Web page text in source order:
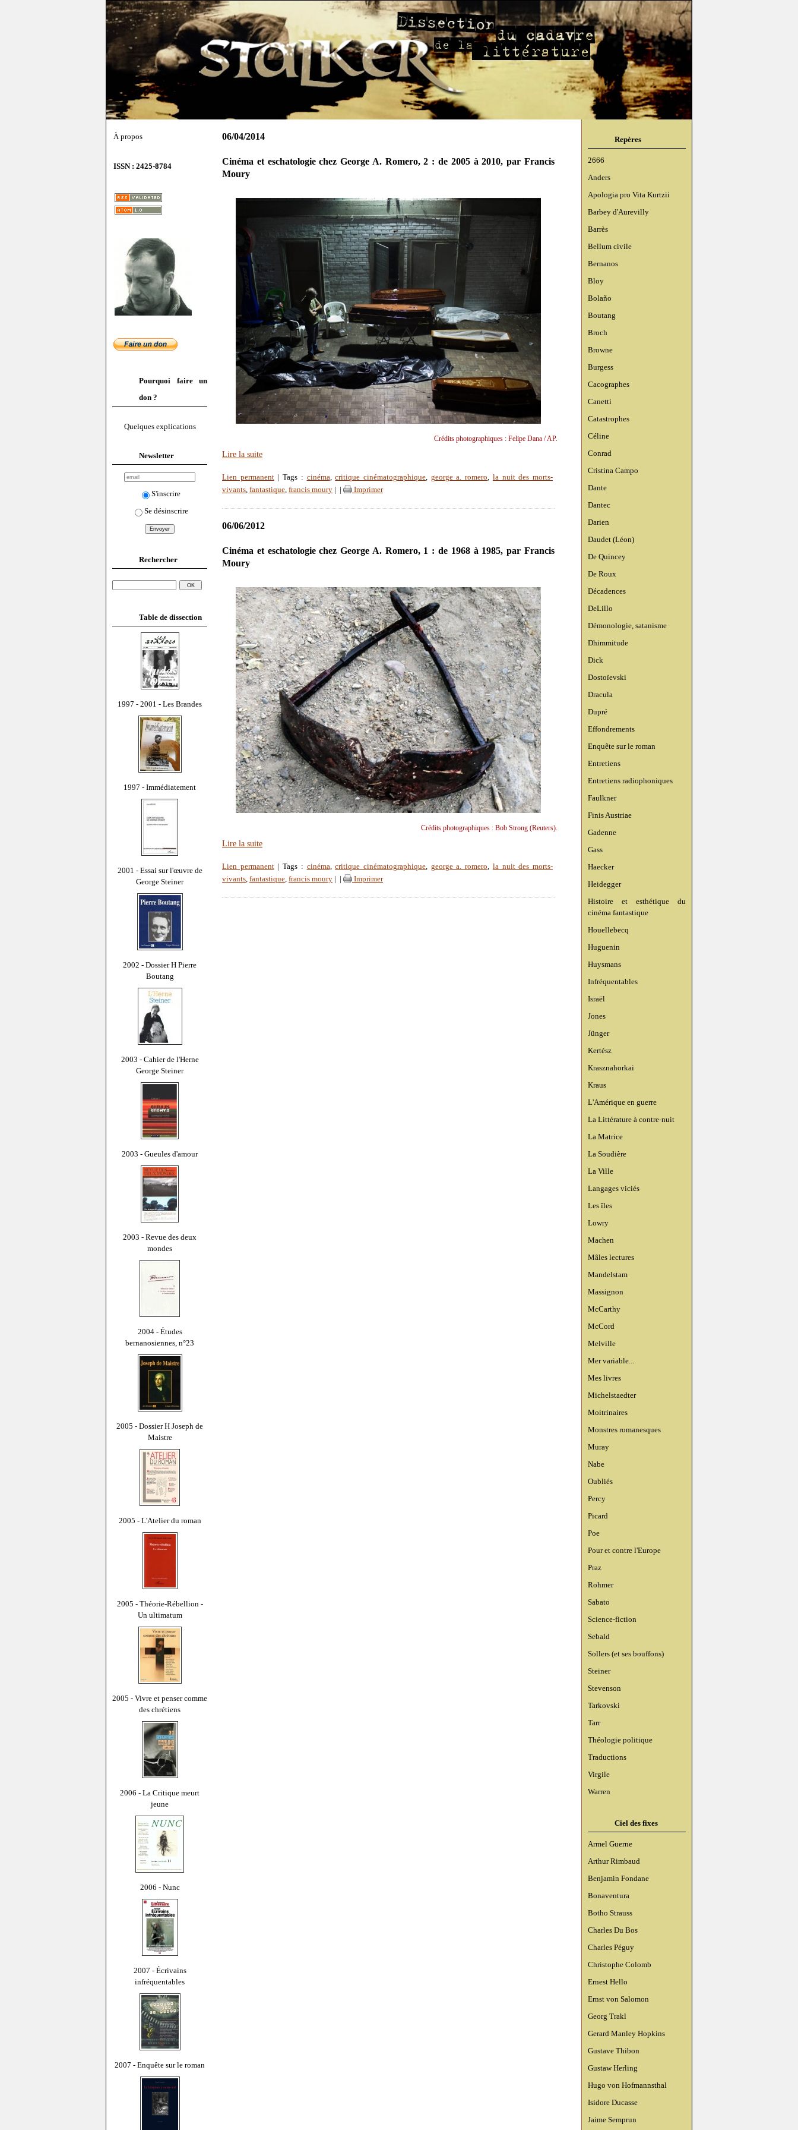
À propos
ISSN : 2425-8784
Pourquoi faire un
don ?
Quelques explications
Newsletter
S'inscrire
Se désinscrire
Rechercher
Table de dissection
1997 - 2001 - Les Brandes
1997 - Immédiatement
2001 - Essai sur l'œuvre de
George Steiner
2002 - Dossier H Pierre
Boutang
2003 - Cahier de l'Herne
George Steiner
2003 - Gueules d'amour
2003 - Revue des deux
mondes
2004 - Études
bernanosiennes, n°23
2005 - Dossier H Joseph de
Maistre
2005 - L'Atelier du roman
2005 - Théorie-Rébellion -
Un ultimatum
2005 - Vivre et penser comme
des chrétiens
2006 - La Critique meurt
jeune
2006 - Nunc
2007 - Écrivains
infréquentables
2007 - Enquête sur le roman
Repères
2666
Anders
Apologia pro Vita Kurtzii
Barbey d'Aurevilly
Barrès
Bellum civile
Bernanos
Bloy
Bolaño
Boutang
Broch
Browne
Burgess
Cacographes
Canetti
Catastrophes
Céline
Conrad
Cristina Campo
Dante
Dantec
Darien
Daudet (Léon)
De Quincey
De Roux
Décadences
DeLillo
Démonologie, satanisme
Dhimmitude
Dick
Dostoïevski
Dracula
Dupré
Effondrements
Enquête sur le roman
Entretiens
Entretiens radiophoniques
Faulkner
Finis Austriae
Gadenne
Gass
Haecker
Heidegger
Histoire et esthétique du
cinéma fantastique
Houellebecq
Huguenin
Huysmans
Infréquentables
Israël
Jones
Jünger
Kertész
Krasznahorkai
Kraus
L'Amérique en guerre
La Littérature à contre-nuit
La Matrice
La Soudière
La Ville
Langages viciés
Les îles
Lowry
Machen
Mâles lectures
Mandelstam
Massignon
McCarthy
McCord
Melville
Mer variable...
Mes livres
Michelstaedter
Moitrinaires
Monstres romanesques
Muray
Nabe
Oubliés
Percy
Picard
Poe
Pour et contre l'Europe
Praz
Rohmer
Sabato
Science-fiction
Sebald
Sollers (et ses bouffons)
Steiner
Stevenson
Tarkovski
Tarr
Théologie politique
Traductions
Virgile
Warren
Ciel des fixes
Armel Guerne
Arthur Rimbaud
Benjamin Fondane
Bonaventura
Botho Strauss
Charles Du Bos
Charles Péguy
Christophe Colomb
Ernest Hello
Ernst von Salomon
Georg Trakl
Gerard Manley Hopkins
Gustave Thibon
Gustaw Herling
Hugo von Hofmannsthal
Isidore Ducasse
Jaime Semprun
06/04/2014
Cinéma et eschatologie chez George A. Romero, 2 : de 2005 à 2010, par Francis
Moury
Crédits photographiques : Felipe Dana / AP.
Lire la suite
Lien permanent| Tags : cinéma,critique cinématographique, george a. romero, la nuit des morts-
vivants, fantastique, francis moury Imprimer
06/06/2012
Cinéma et eschatologie chez George A. Romero, 1 : de 1968 à 1985, par Francis
Moury
Crédits photographiques : Bob Strong (Reuters).
Lire la suite
Lien permanent| Tags : cinéma,critique cinématographique, george a. romero, la nuit des morts-
vivants, fantastique, francis moury Imprimer